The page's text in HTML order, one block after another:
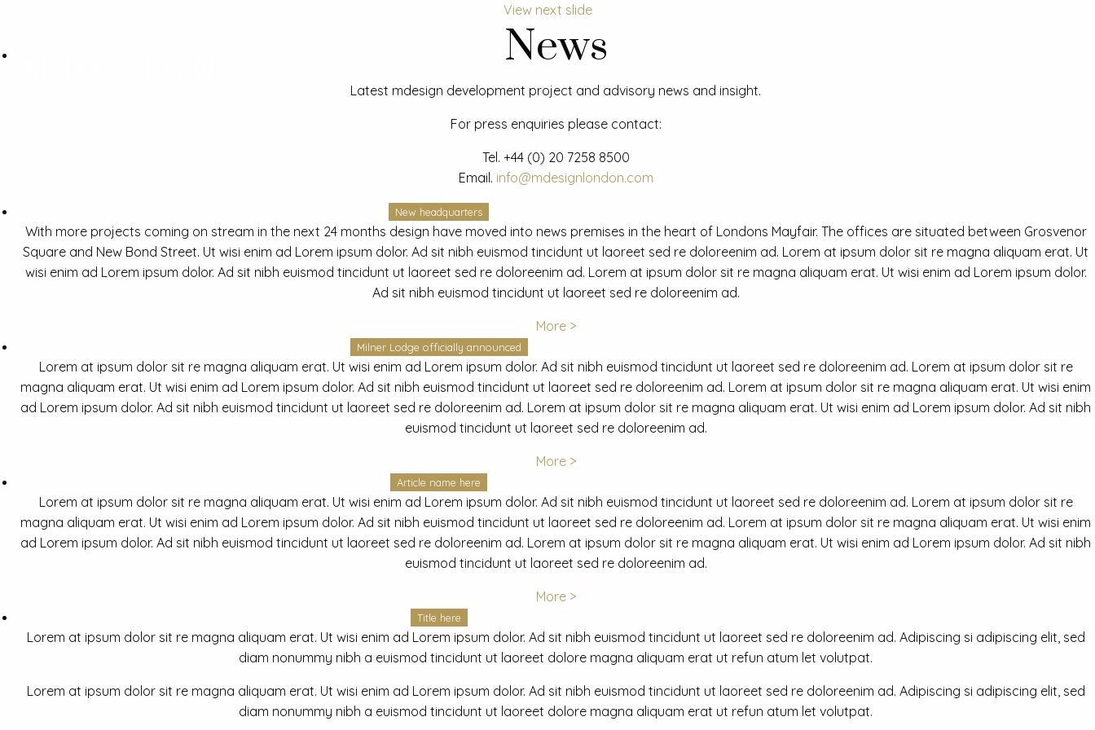
View next slide
News
Latest mdesign development project and advisory news and insight.
For press enquiries please contact:
Tel. +44 (0) 20 7258 8500
Email. info@mdesignlondon.com
New headquarters
With more projects coming on stream in the next 24 months design have moved into news premises in the heart of Londons Mayfair. The offices are situated between Grosvenor
Square and New Bond Street. Ut wisi enim ad Lorem ipsum dolor. Ad sit nibh euismod tincidunt ut laoreet sed re doloreenim ad. Lorem at ipsum dolor sit re magna aliquam erat. Ut
wisi enim ad Lorem ipsum dolor. Ad sit nibh euismod tincidunt ut laoreet sed re doloreenim ad. Lorem at ipsum dolor sit re magna aliquam erat. Ut wisi enim ad Lorem ipsum dolor.
Ad sit nibh euismod tincidunt ut laoreet sed re doloreenim ad.
More >
Milner Lodge officially announced
Lorem at ipsum dolor sit re magna aliquam erat. Ut wisi enim ad Lorem ipsum dolor. Ad sit nibh euismod tincidunt ut laoreet sed re doloreenim ad. Lorem at ipsum dolor sit re
magna aliquam erat. Ut wisi enim ad Lorem ipsum dolor. Ad sit nibh euismod tincidunt ut laoreet sed re doloreenim ad. Lorem at ipsum dolor sit re magna aliquam erat. Ut wisi enim
ad Lorem ipsum dolor. Ad sit nibh euismod tincidunt ut laoreet sed re doloreenim ad. Lorem at ipsum dolor sit re magna aliquam erat. Ut wisi enim ad Lorem ipsum dolor. Ad sit nibh
euismod tincidunt ut laoreet sed re doloreenim ad.
More >
Article name here
Lorem at ipsum dolor sit re magna aliquam erat. Ut wisi enim ad Lorem ipsum dolor. Ad sit nibh euismod tincidunt ut laoreet sed re doloreenim ad. Lorem at ipsum dolor sit re
magna aliquam erat. Ut wisi enim ad Lorem ipsum dolor. Ad sit nibh euismod tincidunt ut laoreet sed re doloreenim ad. Lorem at ipsum dolor sit re magna aliquam erat. Ut wisi enim
ad Lorem ipsum dolor. Ad sit nibh euismod tincidunt ut laoreet sed re doloreenim ad. Lorem at ipsum dolor sit re magna aliquam erat. Ut wisi enim ad Lorem ipsum dolor. Ad sit nibh
euismod tincidunt ut laoreet sed re doloreenim ad.
More >
Title here
Lorem at ipsum dolor sit re magna aliquam erat. Ut wisi enim ad Lorem ipsum dolor. Ad sit nibh euismod tincidunt ut laoreet sed re doloreenim ad. Adipiscing si adipiscing elit, sed
diam nonummy nibh a euismod tincidunt ut laoreet dolore magna aliquam erat ut refun atum let volutpat.
Lorem at ipsum dolor sit re magna aliquam erat. Ut wisi enim ad Lorem ipsum dolor. Ad sit nibh euismod tincidunt ut laoreet sed re doloreenim ad. Adipiscing si adipiscing elit, sed
diam nonummy nibh a euismod tincidunt ut laoreet dolore magna aliquam erat ut refun atum let volutpat.